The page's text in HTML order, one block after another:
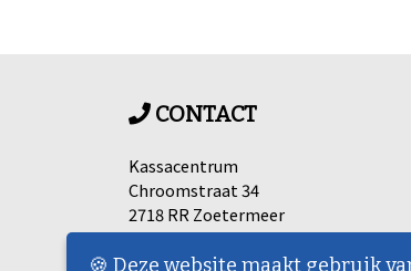
CONTACT
Kassacentrum
Chroomstraat 34
2718 RR Zoetermeer
Nederland
🍪 Deze website maakt gebruik